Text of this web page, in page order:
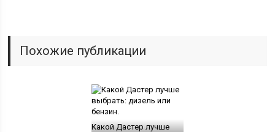
Похожие публикации
Какой Дастер лучше